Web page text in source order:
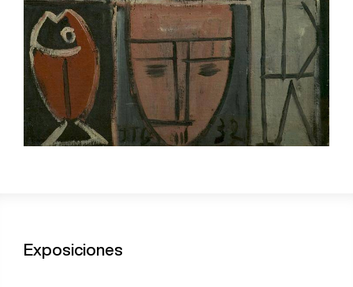
Exposiciones